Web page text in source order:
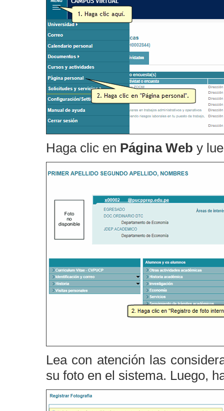
Haga clic en Página Web y
Lea con atención las
su foto en el sistema. Luego,